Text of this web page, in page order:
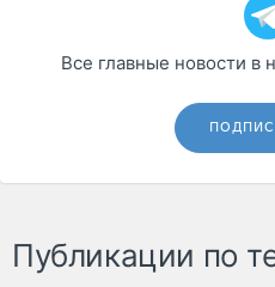
Все главные новости в
Публикации по